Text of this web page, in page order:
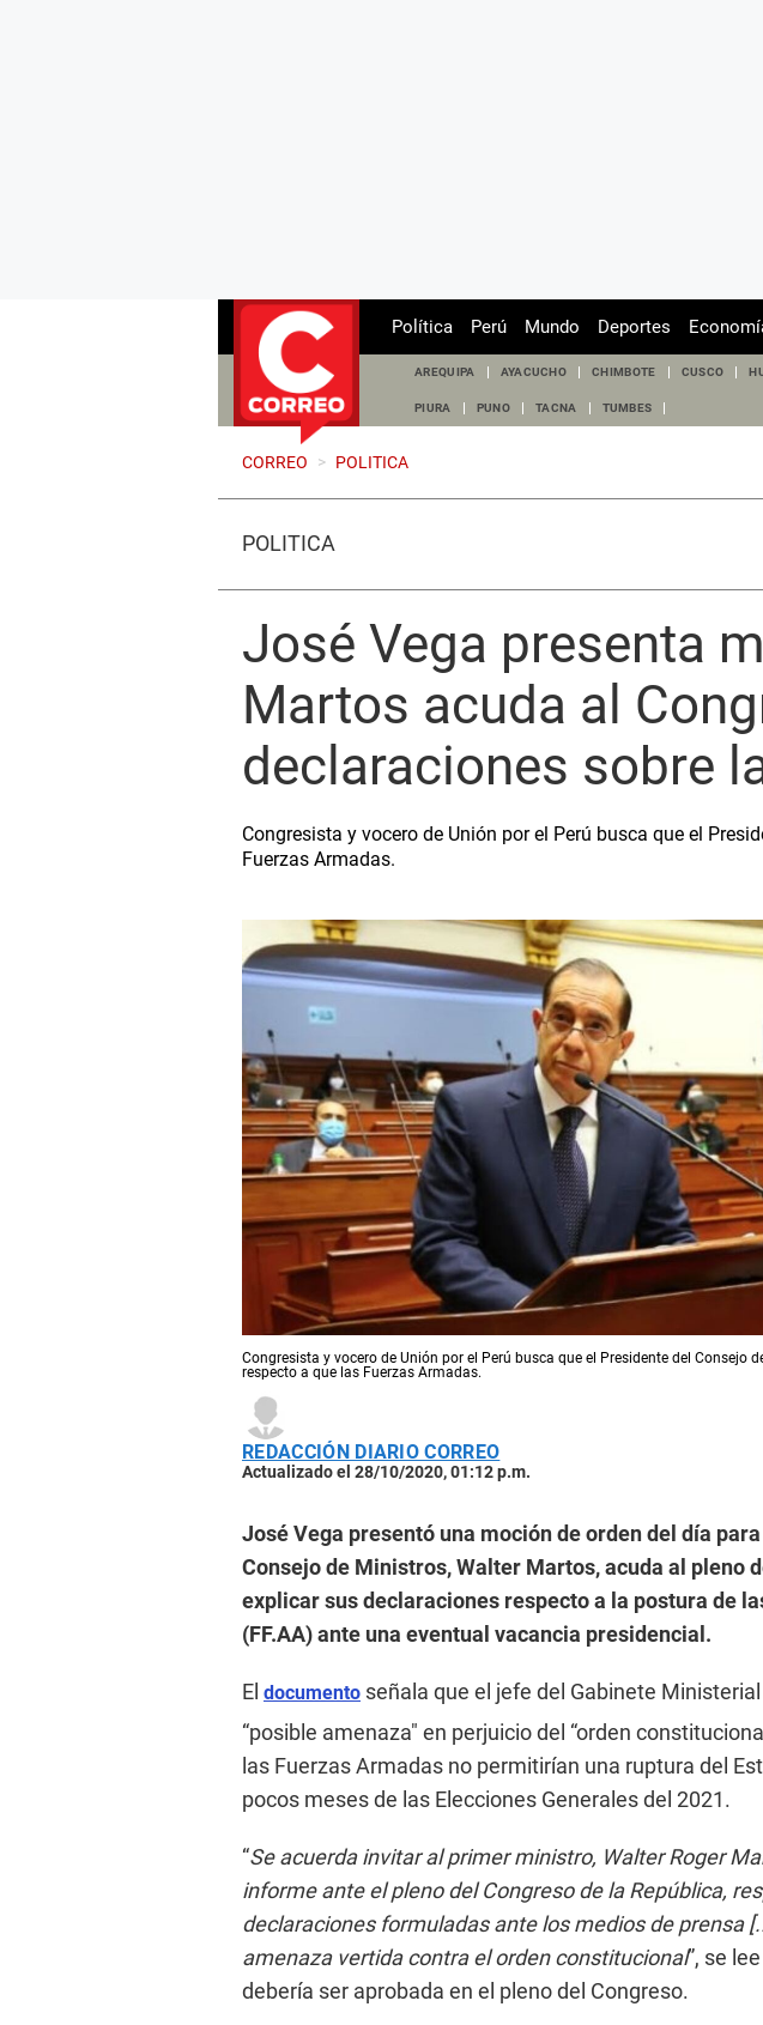
Política Perú Mundo Deportes
AREQUIPA AYACUCHO CHIMBOTE CUSCO
PIURA PUNO TACNA TUMBES
CORREO > POLITICA
POLÍTICA
José Vega presenta
Martos acuda al
declaraciones sobre
Congresista y vocero de Unión por el Perú busca que el
Fuerzas Armadas.
Congresista y vocero de Unión por el Perú busca que el Presidente del Consejo
respecto a que las Fuerzas Armadas.
REDACCIÓN DIARIO CORREO
Actualizado el 28/10/2020, 01:12 p.m.
José Vega presentó una moción de orden del día
Consejo de Ministros, Walter Martos, acuda al pleno
explicar sus declaraciones respecto a la postura de
(FF.AA) ante una eventual vacancia presidencial.
El documento señala que el jefe del Gabinete
“posible amenaza" en perjuicio del “orden
las Fuerzas Armadas no permitirían una ruptura del
pocos meses de las Elecciones Generales del 2021.
“Se acuerda invitar al primer ministro, Walter Roger
informe ante el pleno del Congreso de la República,
declaraciones formuladas ante los medios de prensa
amenaza vertida contra el orden constitucional”, se
debería ser aprobada en el pleno del Congreso.